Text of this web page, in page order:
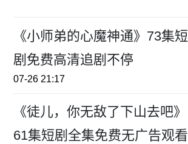
《小师弟的心魔神通》73集短
剧免费高清追剧不停
07-26 21:17
《徒儿，你无敌了下山去吧》
61集短剧全集免费无广告观看